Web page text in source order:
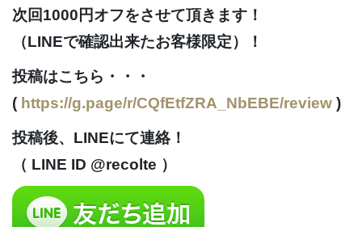
次回1000円オフをさせて頂きます！
（LINEで確認出来たお客様限定）！
投稿はこちら・・・
( https://g.page/r/CQfEtfZRA_NbEBE/review )
投稿後、LINEにて連絡！
（ LINE ID @recolte ）